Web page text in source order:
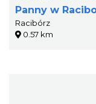
Panny w
Racibórz
0.57 km